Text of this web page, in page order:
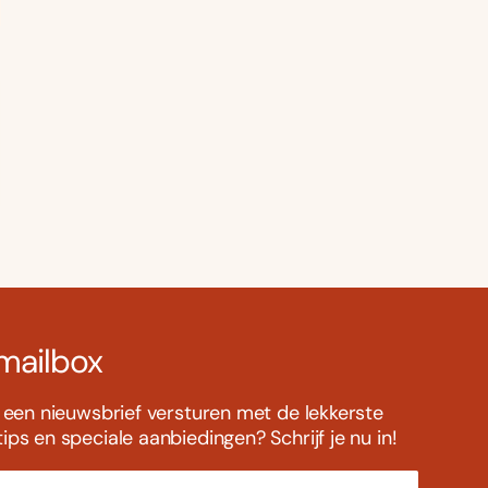
nieuwsbrief versturen met de lekkerste
en speciale aanbiedingen? Schrijf je nu in!